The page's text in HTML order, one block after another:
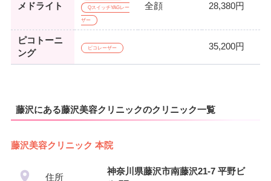
メドライト QスイッチYAGレー
ザー
全顔 28,380円
ピコトーニ
ング
ピコレーザー 35,200円
藤沢にある藤沢美容クリニックのクリニック一覧
藤沢美容クリニック 本院
住所
神奈川県藤沢市南藤沢21-7 平野ビ